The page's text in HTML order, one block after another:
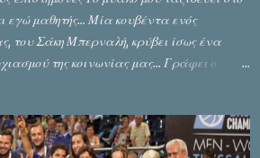
εγώ μαθητής... Μία κουβέντα ενός
του Σάκη Μπερναλή, κρύβει ίσως ένα
της κοινωνίας μας... Γράφει ο